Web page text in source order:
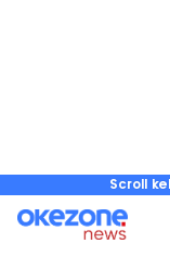
Scroll